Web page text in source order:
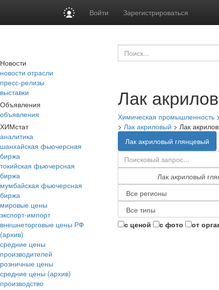
Войти Зарегистрироваться
Новости
новости отрасли
пресс-релизы
выставки
Объявления
объявления
ХИМстат
аналитика
шанхайская фьючерсная
биржа
токийская фьючерсная
биржа
мумбайская фьючерсная
биржа
мировые цены
экспорт-импорт
внешнеторговые цены РФ
(архив)
средние цены
производителей
розничные цены
средние цены (архив)
производство
Лак
Химическая промышленность
> Лак акриловый > Лак
Лак акриловый глянцевый
с ценой с фото от